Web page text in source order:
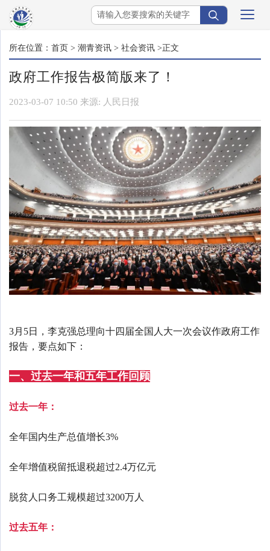
所在位置： 首页 > 潮青资讯 > 社会资讯 >正文
政府工作报告极简版来了！
2023-03-07 10:50 来源: 人民日报
3月5日，李克强总理向十四届全国人大一次会议作政府工作
报告，要点如下：
一、过去一年和五年工作回顾
过去一年：
全年国内生产总值增长3%
全年增值税留抵退税超过2.4万亿元
脱贫人口务工规模超过3200万人
过去五年：